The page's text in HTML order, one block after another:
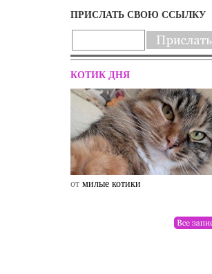
ПРИСЛАТЬ СВОЮ ССЫЛКУ
КОТИК ДНЯ
от милые котики